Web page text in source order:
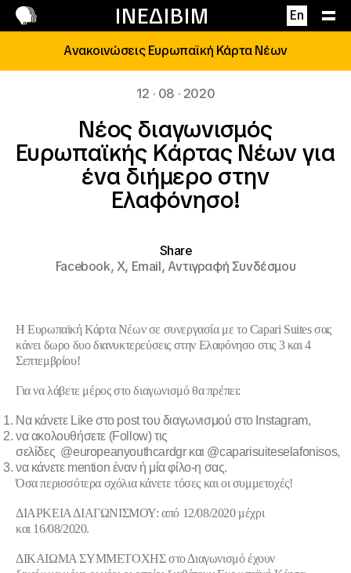
ΙΝΕΔΙΒΙΜ En
Επικοινωνία
Ανακοινώσεις Ευρωπαϊκή Κάρτα Νέων
12 · 08 · 2020
Νέος διαγωνισμός
Ευρωπαϊκής Κάρτας Νέων για
ένα διήμερο στην
Ελαφόνησο!
Share
Facebook,X, Email,Αντιγραφή Συνδέσμου
Η Ευρωπαϊκή Κάρτα Νέων σε συνεργασία με τοCapari Suitesσας
κάνει δωρο δυο διανυκτερεύσεις στην Ελαφόνησο στις 3 και 4
Σεπτεμβρίου!
Για να λάβετε μέρος στο διαγωνισμό θα πρέπει:
Να κάνετε Like στο post του διαγωνισμού στο Instagram,
να ακολουθήσετε (Follow) τις
σελίδες @europeanyouthcardgrκαι @caparisuiteselafonisos,
να κάνετε mention έναν ή μία φίλο-η σας.
Όσα περισσότερα σχόλια κάνετε τόσες και οι συμμετοχές!
ΔΙΑΡΚΕΙΑ ΔΙΑΓΩΝΙΣΜΟΥ: από 12/08/2020μέχρι
και 16/08/2020.
ΔΙΚΑΙΩΜΑ ΣΥΜΜΕΤΟΧΗΣστο Διαγωνισμό έχουν